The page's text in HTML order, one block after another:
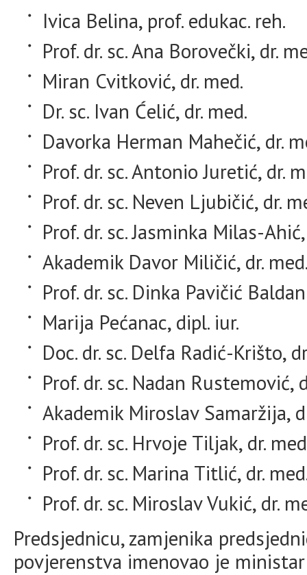
Ivica Belina, prof. edukac. reh.
Prof. dr. sc. Ana Borovečki, dr.
Miran Cvitković, dr. med.
Dr. sc. Ivan Ćelić, dr. med.
Davorka Herman Mahečić, dr.
Prof. dr. sc. Antonio Juretić, dr.
Prof. dr. sc. Neven Ljubičić, dr.
Prof. dr. sc. Jasminka Milas-
Akademik Davor Miličić, dr.
Prof. dr. sc. Dinka Pavičić
Marija Pećanac, dipl. iur.
Doc. dr. sc. Delfa Radić-Krišto,
Prof. dr. sc. Nadan Rustemović,
Akademik Miroslav Samaržija,
Prof. dr. sc. Hrvoje Tiljak, dr.
Prof. dr. sc. Marina Titlić, dr.
Prof. dr. sc. Miroslav Vukić, dr.
Predsjednicu, zamjenika
povjerenstva imenovao je